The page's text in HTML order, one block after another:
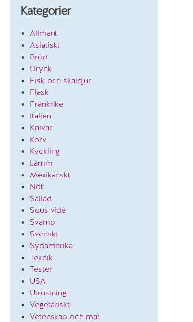
Kategorier
Allmänt
Asiatiskt
Bröd
Dryck
Fisk och skaldjur
Fläsk
Frankrike
Italien
Knivar
Korv
Kyckling
Lamm
Mexikanskt
Nöt
Sallad
Sous vide
Svamp
Svenskt
Sydamerika
Teknik
Tester
USA
Utrustning
Vegetariskt
Vetenskap och mat